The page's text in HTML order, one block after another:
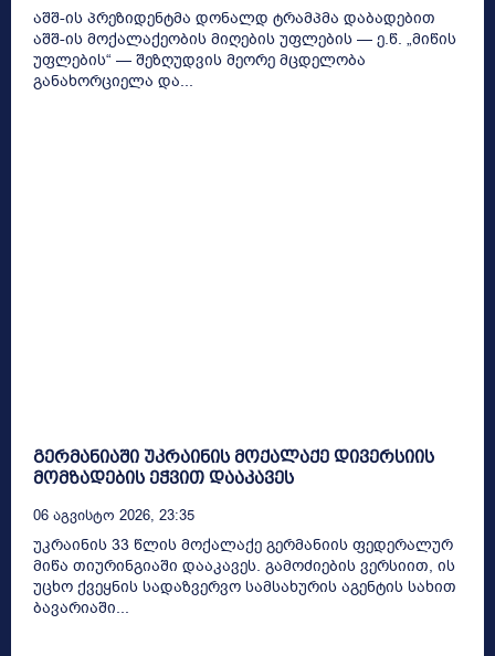
აშშ-ის პრეზიდენტმა დონალდ ტრამპმა დაბადებით
აშშ-ის მოქალაქეობის მიღების უფლების — ე.წ. „მიწის
უფლების“ — შეზღუდვის მეორე მცდელობა
განახორციელა და...
გერმანიაში უკრაინის მოქალაქე დივერსიის
მომზადების ეჭვით დააკავეს
06 Აგვისტო 2026, 23:35
უკრაინის 33 წლის მოქალაქე გერმანიის ფედერალურ
მიწა თიურინგიაში დააკავეს. გამოძიების ვერსიით, ის
უცხო ქვეყნის სადაზვერვო სამსახურის აგენტის სახით
ბავარიაში...